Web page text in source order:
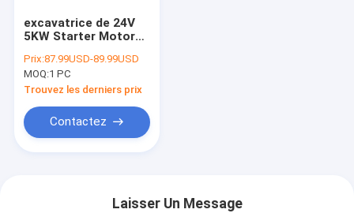
excavatrice de 24V
5KW Starter Motor
SK330-8 J08E
Prix:87.99USD-89.99USD
MOQ:1 PC
Trouvez les derniers prix
Contactez
Laisser Un Message